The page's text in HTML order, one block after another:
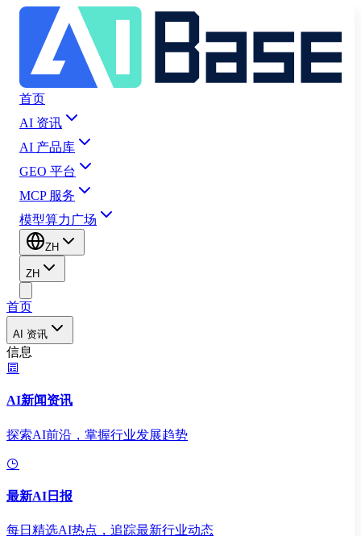
首页
AI 资讯
AI 产品库
GEO 平台
MCP 服务
模型算力广场
ZH
ZH
首页
AI 资讯
信息
AI新闻资讯
探索AI前沿，掌握行业发展趋势
最新AI日报
每日精选AI热点，追踪最新行业动态